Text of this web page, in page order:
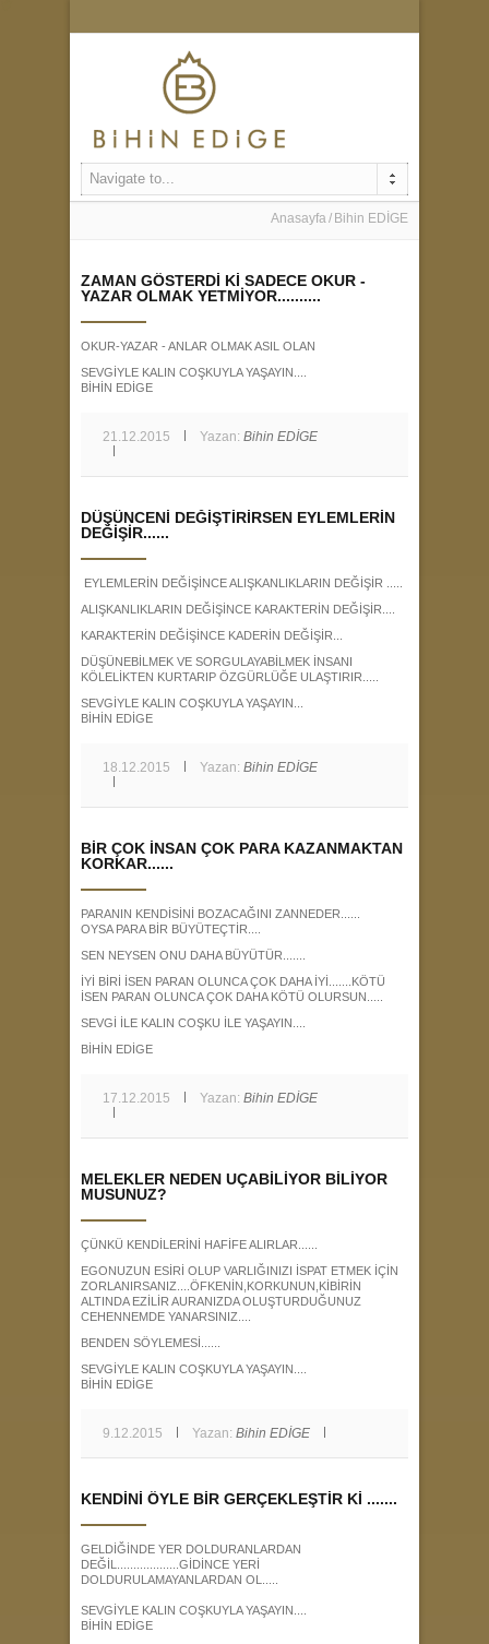
Navigate to...
Anasayfa Bihin EDİGE
ZAMAN GÖSTERDİ Kİ SADECE OKUR -
YAZAR OLMAK YETMİYOR..........
OKUR-YAZAR - ANLAR OLMAK ASIL OLAN
SEVGİYLE KALIN COŞKUYLA YAŞAYIN....
BİHİN EDİGE
21.12.2015 Yazan: Bihin EDİGE
DÜŞÜNCENİ DEĞİŞTİRİRSEN EYLEMLERİN
DEĞİŞİR......
EYLEMLERİN DEĞİŞİNCE ALIŞKANLIKLARIN DEĞİŞİR .....
ALIŞKANLIKLARIN DEĞİŞİNCE KARAKTERİN DEĞİŞİR....
KARAKTERİN DEĞİŞİNCE KADERİN DEĞİŞİR...
DÜŞÜNEBİLMEK VE SORGULAYABİLMEK İNSANI
KÖLELİKTEN KURTARIP ÖZGÜRLÜĞE ULAŞTIRIR.....
SEVGİYLE KALIN COŞKUYLA YAŞAYIN...
BİHİN EDİGE
18.12.2015 Yazan: Bihin EDİGE
BİR ÇOK İNSAN ÇOK PARA KAZANMAKTAN
KORKAR......
PARANIN KENDİSİNİ BOZACAĞINI ZANNEDER......
OYSA PARA BİR BÜYÜTEÇTİR....
SEN NEYSEN ONU DAHA BÜYÜTÜR.......
İYİ BİRİ İSEN PARAN OLUNCA ÇOK DAHA İYİ.......KÖTÜ
İSEN PARAN OLUNCA ÇOK DAHA KÖTÜ OLURSUN.....
SEVGİ İLE KALIN COŞKU İLE YAŞAYIN....
BİHİN EDİGE
17.12.2015 Yazan: Bihin EDİGE
MELEKLER NEDEN UÇABİLİYOR BİLİYOR
MUSUNUZ?
ÇÜNKÜ KENDİLERİNİ HAFİFE ALIRLAR......
EGONUZUN ESİRİ OLUP VARLIĞINIZI İSPAT ETMEK İÇİN
ZORLANIRSANIZ....ÖFKENİN,KORKUNUN,KİBİRİN
ALTINDA EZİLİR AURANIZDA OLUŞTURDUĞUNUZ
CEHENNEMDE YANARSINIZ....
BENDEN SÖYLEMESİ......
SEVGİYLE KALIN COŞKUYLA YAŞAYIN....
BİHİN EDİGE
9.12.2015 Yazan: Bihin EDİGE
KENDİNİ ÖYLE BİR GERÇEKLEŞTİR Kİ .......
GELDİĞİNDE YER DOLDURANLARDAN
DEĞİL...................GİDİNCE YERİ
DOLDURULAMAYANLARDAN OL.....
SEVGİYLE KALIN COŞKUYLA YAŞAYIN....
BİHİN EDİGE